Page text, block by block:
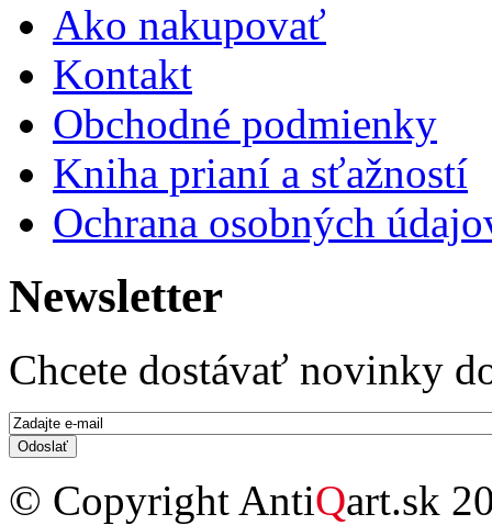
Ako nakupovať
Kontakt
Obchodné podmienky
Kniha prianí a sťažností
Ochrana osobných
Newsletter
Chcete dostávať novinky
E-mail*
© Copyright AntiQart.sk